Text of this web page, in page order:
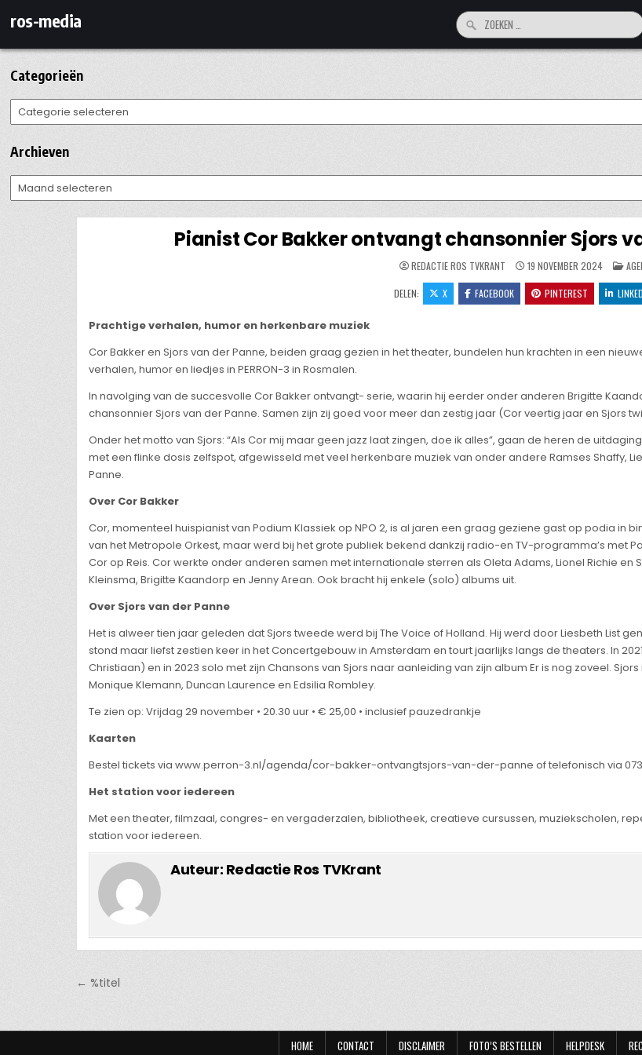
naar
inhoud
ros-media
Zoeken
naar:
Categorieën
Categorieën
Archieven
Archieven
Pianist Cor Bakker ontvangt chansonnier Sjors
REDACTIE ROS TVKRANT 19 NOVEMBER 2024
IN
DELEN: X FACEBOOK PINTEREST
Prachtige verhalen, humor en herkenbare muziek
Cor Bakker en Sjors van der Panne, beiden graag gezien in het theater, bundelen hun krachten in een
verhalen, humor en liedjes in PERRON-3 in Rosmalen.
In navolging van de succesvolle Cor Bakker ontvangt- serie, waarin hij eerder onder anderen Brigitte
chansonnier Sjors van der Panne. Samen zijn zij goed voor meer dan zestig jaar (Cor veertig jaar en Sjors
Onder het motto van Sjors: “Als Cor mij maar geen jazz laat zingen, doe ik alles”, gaan de heren de
met een flinke dosis zelfspot, afgewisseld met veel herkenbare muziek van onder andere Ramses Shaffy,
Panne.
Over Cor Bakker
Cor, momenteel huispianist van Podium Klassiek op NPO 2, is al jaren een graag geziene gast op podia in
van het Metropole Orkest, maar werd bij het grote publiek bekend dankzij radio-en TV-programma’s met
Cor op Reis. Cor werkte onder anderen samen met internationale sterren als Oleta Adams, Lionel Richie en
Kleinsma, Brigitte Kaandorp en Jenny Arean. Ook bracht hij enkele (solo) albums uit.
Over Sjors van der Panne
Het is alweer tien jaar geleden dat Sjors tweede werd bij The Voice of Holland. Hij werd door Liesbeth List
stond maar liefst zestien keer in het Concertgebouw in Amsterdam en tourt jaarlijks langs de theaters. In
Christiaan) en in 2023 solo met zijn Chansons van Sjors naar aanleiding van zijn album Er is nog zoveel.
Monique Klemann, Duncan Laurence en Edsilia Rombley.
Te zien op: Vrijdag 29 november • 20.30 uur • € 25,00 • inclusief pauzedrankje
Kaarten
Bestel tickets via www.perron-3.nl/agenda/cor-bakker-ontvangtsjors-van-der-panne of telefonisch via
Het station voor iedereen
Met een theater, filmzaal, congres- en vergaderzalen, bibliotheek, creatieve cursussen, muziekscholen,
station voor iedereen.
Auteur: Redactie Ros TVKrant
Bericht
← %titel
HOME CONTACT DISCLAIMER FOTO’S BESTELLEN HELPDESK